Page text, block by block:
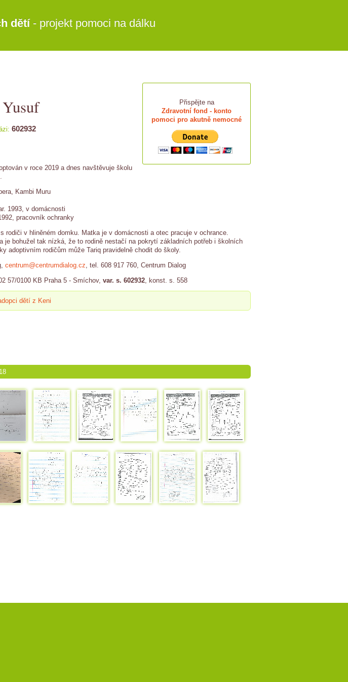
dětí- projekt pomoci na dálku
Přispějte na
Zdravotní fond - konto
pomoci pro akutně nemocné
602932
v roce 2019 a dnes navštěvuje školu
.
Kambi Muru
1993, v domácnosti
pracovník ochranky
rodiči v hliněném domku. Matka je v domácnosti a otec pracuje v ochrance.
je bohužel tak nízká, že to rodině nestačí na pokrytí základních potřeb i školních
adoptivním rodičům může Tariq pravidelně chodit do školy.
centrum@centrumdialog.cz , tel. 608 917 760, Centrum Dialog
57/0100 KB Praha 5 - Smíchov, var. s. 602932 , konst. s. 558
dětí z Keni